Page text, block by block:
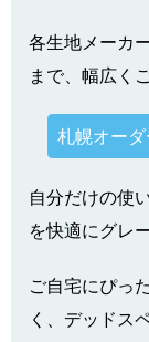
各生地メーカ
まで、幅広く
札幌オー
自分だけの使
を快適にグレ
ご自宅にぴっ
く、デッドス